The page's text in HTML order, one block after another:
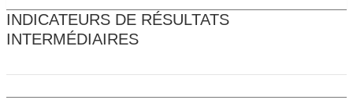
INDICATEURS DE RÉSULTATS
INTERMÉDIAIRES